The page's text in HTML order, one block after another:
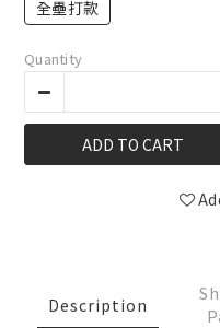
全壘打款
Quantity
ADD TO CART
Description